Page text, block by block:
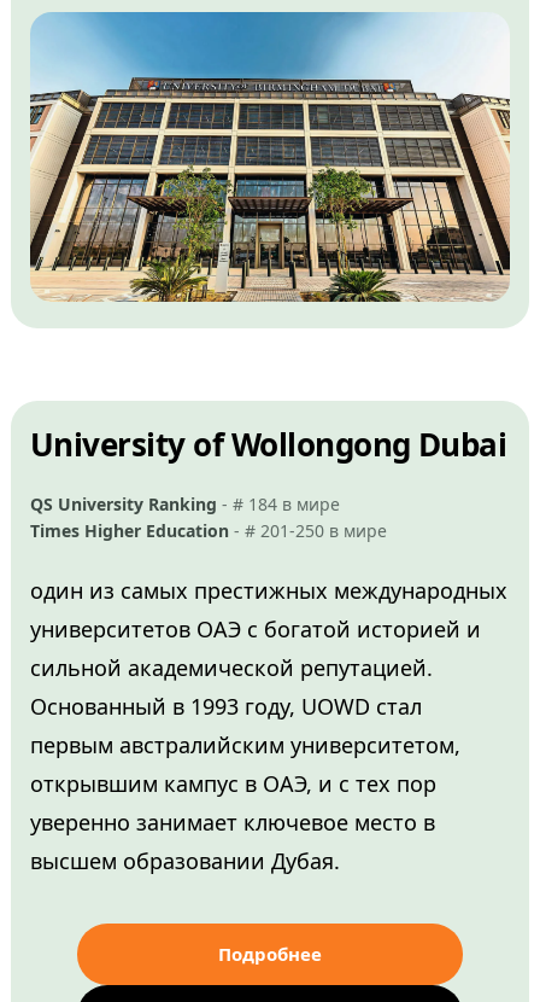
University of Wollongong Dubai
QS University Ranking - # 184 в мире
Times Higher Education - # 201-250 в мире
один из самых престижных международных
университетов ОАЭ с богатой историей и
сильной академической репутацией.
Основанный в 1993 году, UOWD стал
первым австралийским университетом,
открывшим кампус в ОАЭ, и с тех пор
уверенно занимает ключевое место в
высшем образовании Дубая.
Подробнее